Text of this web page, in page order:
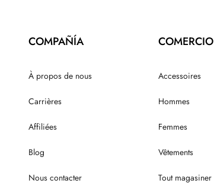
COMPAÑÍA
À propos de nous
Carrières
Affiliées
Blog
Nous contacter
COMERCIO
Accessoires
Hommes
Femmes
Vêtements
Tout magasiner